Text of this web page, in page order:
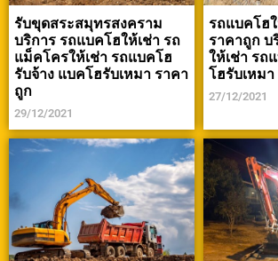
รับขุดสระสมุทรสงคราม
บริการ รถแบคโฮให้เช่า รถ
แม็คโครให้เช่า รถแบคโฮ
รับจ้าง แบคโฮรับเหมา ราคา
ถูก
29/12/2021
รถแบคโฮ
ราคาถูก บ
ให้เช่า รถ
โฮรับเหมา
27/12/2021